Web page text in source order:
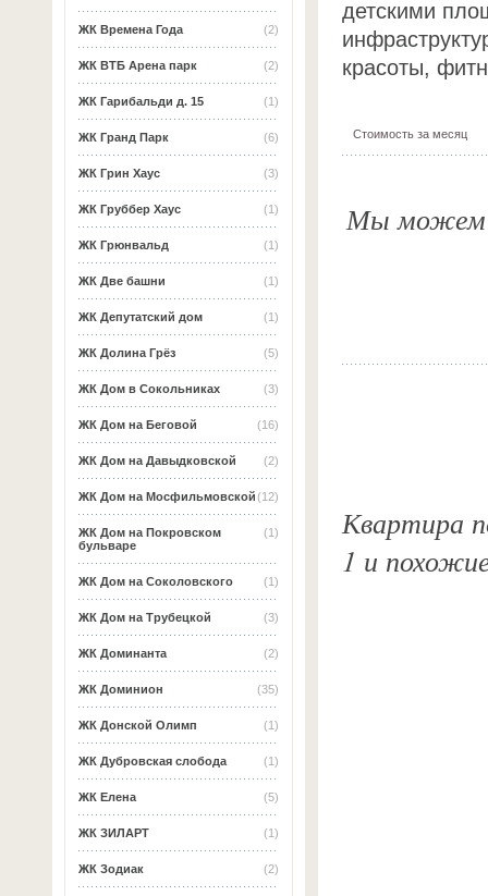
(2)
ЖК Времена Года
(2)
ЖК ВТБ Арена парк
(1)
ЖК Гарибальди д. 15
(6)
ЖК Гранд Парк
(3)
ЖК Грин Хаус
(1)
ЖК Груббер Хаус
(1)
ЖК Грюнвальд
(1)
ЖК Две башни
(1)
ЖК Депутатский дом
(5)
ЖК Долина Грёз
(3)
ЖК Дом в Сокольниках
(16)
ЖК Дом на Беговой
(2)
ЖК Дом на Давыдковской
(12)
ЖК Дом на Мосфильмовской
(1)
ЖК Дом на Покровском
бульваре
(1)
ЖК Дом на Соколовского
(3)
ЖК Дом на Трубецкой
(2)
ЖК Доминанта
(35)
ЖК Доминион
(1)
ЖК Донской Олимп
(1)
ЖК Дубровская слобода
(5)
ЖК Елена
(1)
ЖК ЗИЛАРТ
(2)
ЖК Зодиак
детскими
красоты,
Стоимость за месяц
Мы можем
Квартира
1 и